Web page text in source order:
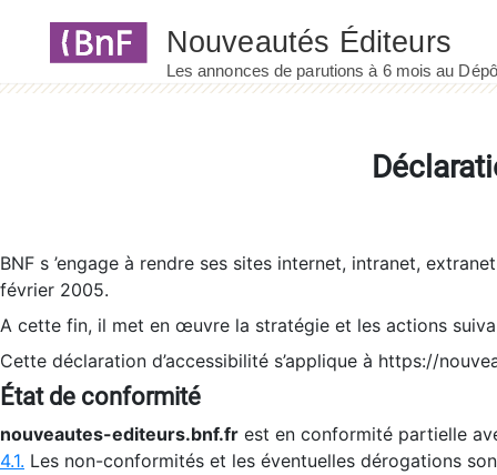
BNF s ’engage à rendre ses sites internet, intranet,
février 2005.
A cette fin, il met en œuvre la stratégie et les actions
Cette déclaration d’accessibilité s’applique à https://
État de conformité
nouveautes-editeurs.bnf.fr est en conformité partielle
4.1. Les non-conformités et les éventuelles dérogations